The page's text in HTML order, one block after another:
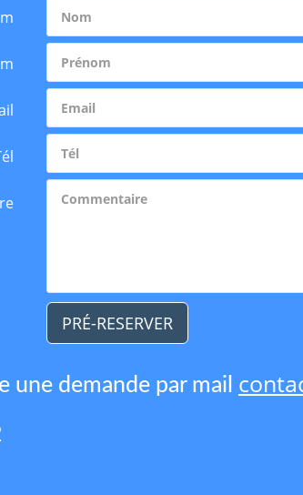
PRÉ-RESERVER
une demande par mail